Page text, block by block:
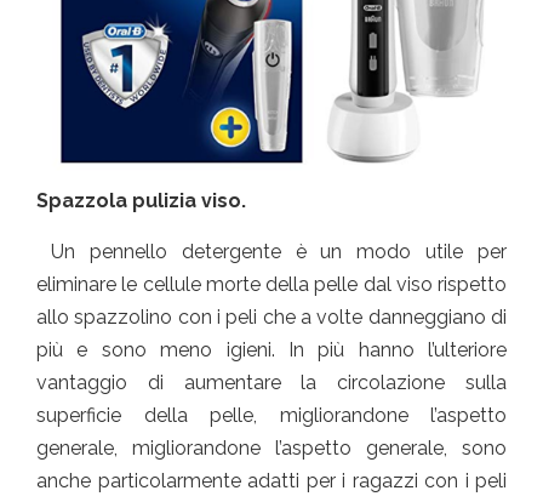
Spazzola pulizia viso.
Un pennello detergente è un modo utile per
eliminare le cellule morte della pelle dal viso rispetto
allo spazzolino con i peli che a volte danneggiano di
più e sono meno igieni. In più hanno l’ulteriore
vantaggio di aumentare la circolazione sulla
superficie della pelle, migliorandone l’aspetto
generale, migliorandone l’aspetto generale, sono
anche particolarmente adatti per i ragazzi con i peli